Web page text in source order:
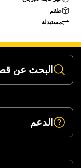
طقم
مستبدلة
البحث عن قطع
الدعم